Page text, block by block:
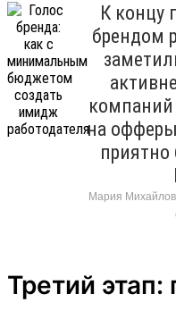
К концу
брендом
компаний
на
приятно
Мария
Третий этап: